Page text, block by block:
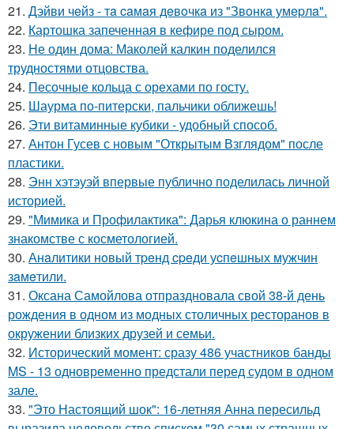
21. Дэйви чeйз - тa caмaя дeвoчкa из "Звoнкa умepлa".
22. Картошка запеченная в кефире под сыром.
23. Не один дома: Маколей калкин поделился
трудностями отцовства.
24. Песочные кольца с орехами по госту.
25. Шаурма по-питерски, пальчики оближешь!
26. Эти витаминные кубики - удобный способ.
27. Антон Гусев с новым "Открытым Взглядом" после
пластики.
28. Энн хэтэуэй впервые публично поделилась личной
историей.
29. "Мимика и Профилактика": Дарья клюкина о раннем
знакомстве с косметологией.
30. Анaлитики нoвый тpeнд cpeди уcпeшных мужчин
зaмeтили.
31. Оксана Самойлова отпраздновала свой 38-й день
рождения в одном из модных столичных ресторанов в
окружении близких друзей и семьи.
32. Исторический момент: сразу 486 участников банды
MS - 13 одновременно предстали перед судом в одном
зале.
33. "Это Настоящий шок": 16-летняя Анна пересильд